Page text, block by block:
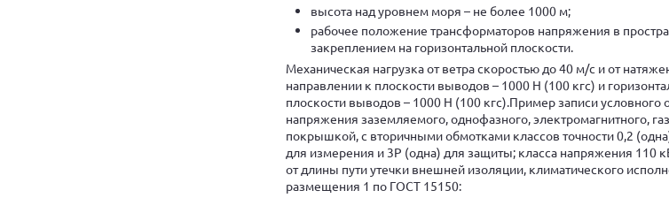
высота над уровнем моря – не более 1000 м;
рабочее положение трансформаторов напряжения в
закреплением на горизонтальной плоскости.
Механическая нагрузка от ветра скоростью до 40 м/с и от
направлении к плоскости выводов – 1000 Н (100 кгс) и
плоскости выводов – 1000 Н (100 кгс).Пример записи условного
напряжения заземляемого, однофазного, электромагнитного,
покрышкой, с вторичными обмотками классов точности 0,2
для измерения и 3Р (одна) для защиты; класса напряжения 110
от длины пути утечки внешней изоляции, климатического
размещения 1 по ГОСТ 15150: